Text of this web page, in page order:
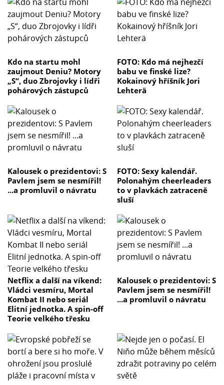
Kdo na startu mohl
zaujmout Deniu? Motory
„S“, duo Zbrojovky i lídři
pohárových zástupců
FOTO: Kdo má nejhezčí
babu ve finské lize?
Kokainový hříšník Jori
Lehterä
Kalousek o prezidentovi: S
Pavlem jsem se nesmířil!
...a promluvil o návratu
FOTO: Sexy kalendář.
Polonahým cheerleaders
to v plavkách zatraceně
sluší
Netflix a další na víkend:
Vládci vesmíru, Mortal
Kombat II nebo seriál
Elitní jednotka. A spin-off
Teorie velkého třesku
Kalousek o prezidentovi: S
Pavlem jsem se nesmířil!
...a promluvil o návratu